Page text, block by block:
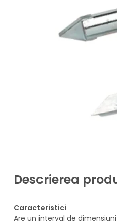
Descrierea
Caracteristici
Are un interval de